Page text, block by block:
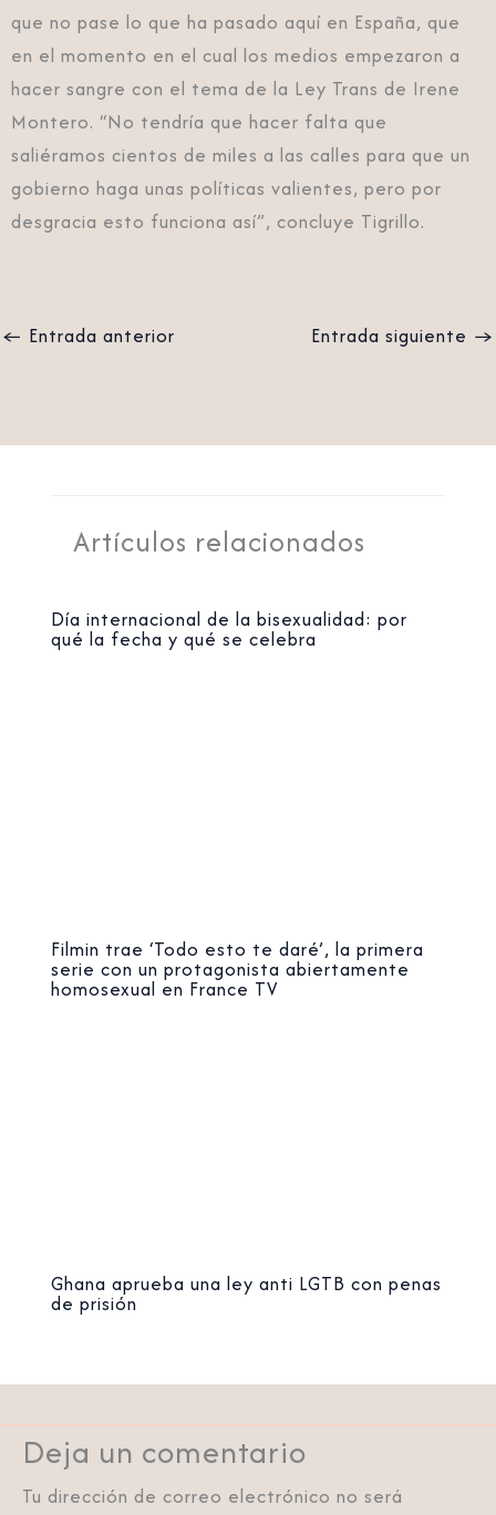
que no pase lo que ha pasado aquí en España, que
en el momento en el cual los medios empezaron a
hacer sangre con el tema de la Ley Trans de Irene
Montero. “No tendría que hacer falta que
saliéramos cientos de miles a las calles para que un
gobierno haga unas políticas valientes, pero por
desgracia esto funciona así”, concluye Tigrillo.
← Entrada anterior Entrada siguiente →
Artículos relacionados
Día internacional de la bisexualidad: por
qué la fecha y qué se celebra
Filmin trae ‘Todo esto te daré’, la primera
serie con un protagonista abiertamente
homosexual en France TV
Ghana aprueba una ley anti LGTB con penas
de prisión
Deja un comentario
Tu dirección de correo electrónico no será